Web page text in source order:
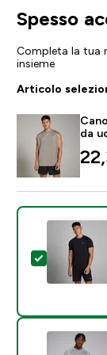
Spesso
Completa la tua
insieme
Articolo
da